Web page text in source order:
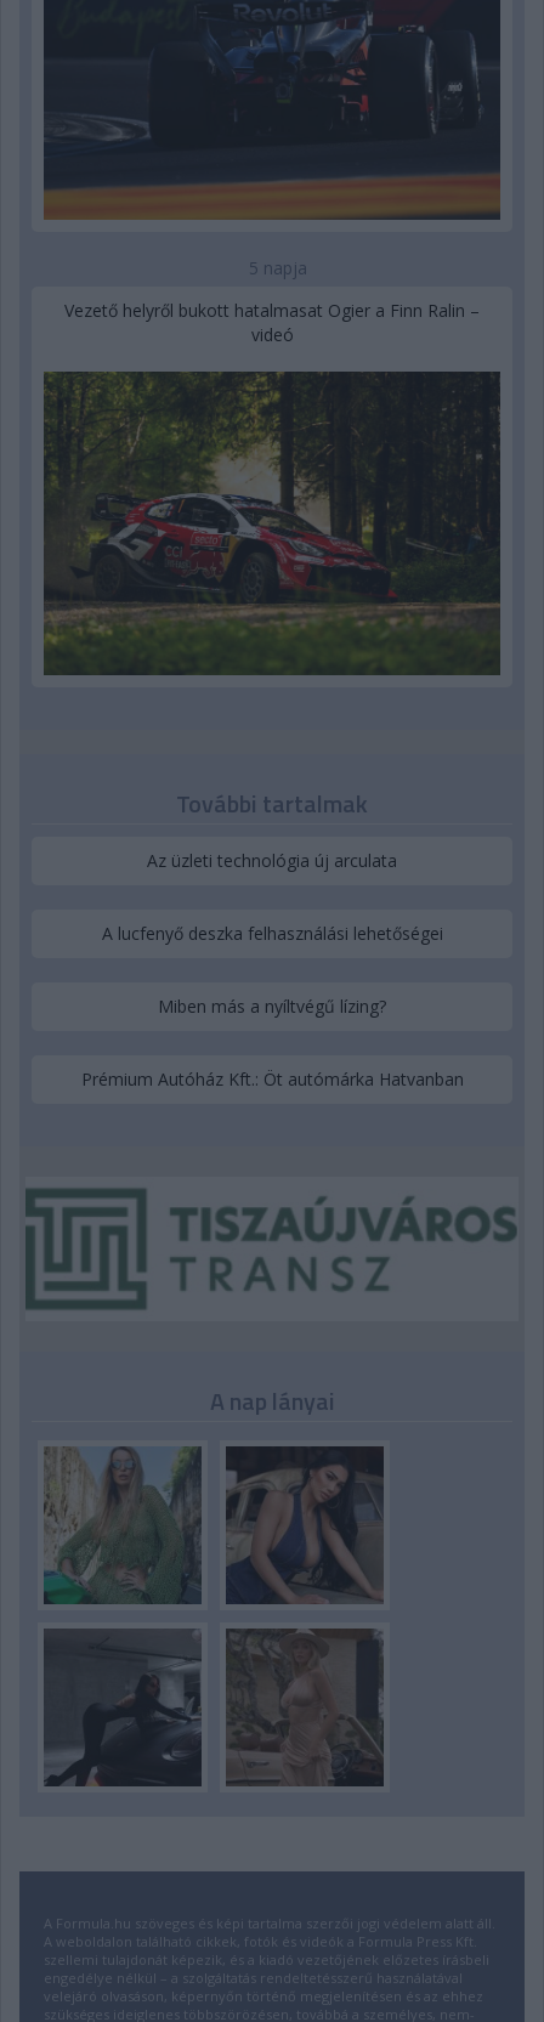
5 napja
Vezető helyről bukott hatalmasat Ogier a Finn Ralin –
videó
További tartalmak
Az üzleti technológia új arculata
A lucfenyő deszka felhasználási lehetőségei
Miben más a nyíltvégű lízing?
Prémium Autóház Kft.: Öt autómárka Hatvanban
A nap lányai
A Formula.hu szöveges és képi tartalma szerzői jogi védelem alatt áll.
A weboldalon található cikkek, fotók és videók a Formula Press Kft.
szellemi tulajdonát képezik, és a kiadó vezetőjének előzetes írásbeli
engedélye nélkül – a szolgáltatás rendeltetésszerű használatával
velejáró olvasáson, képernyőn történő megjelenítésen és az ehhez
szükséges ideiglenes többszörözésen, továbbá a személyes, nem-